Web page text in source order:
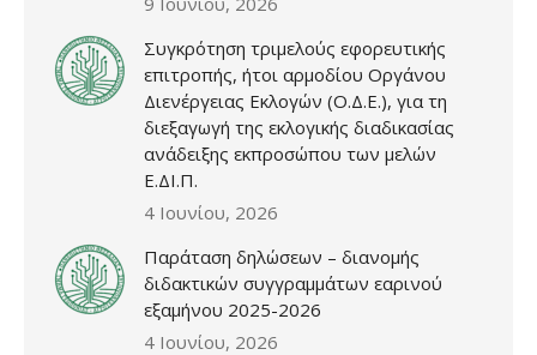
Συγκρότηση τριμελούς εφορευτικής
επιτροπής, ήτοι αρμοδίου Οργάνου
Διενέργειας Εκλογών (Ο.Δ.Ε.), για τη
διεξαγωγή της εκλογικής διαδικασίας
ανάδειξης εκπροσώπου των μελών
Ε.ΔΙ.Π.
4 Ιουνίου, 2026
Παράταση δηλώσεων – διανομής
διδακτικών συγγραμμάτων εαρινού
εξαμήνου 2025-2026
4 Ιουνίου, 2026